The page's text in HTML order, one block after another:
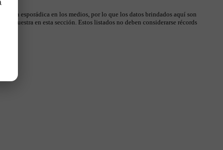
esporádica en los medios, por lo que los datos brindados aquí son
muestra en esta sección. Estos listados no deben considerarse récords